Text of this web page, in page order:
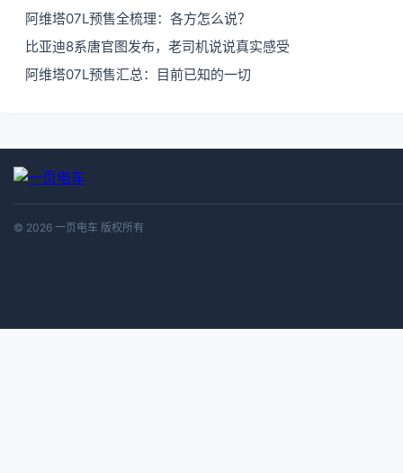
阿维塔07L预售全梳理：各方怎么说？
比亚迪8系唐官图发布，老司机说说真实感受
阿维塔07L预售汇总：目前已知的一切
© 2026 一页电车 版权所有